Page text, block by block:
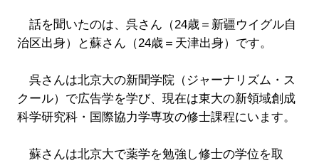
話を聞いたのは、呉さん（24歳＝新疆ウイグル自
治区出身）と蘇さん（24歳＝天津出身）です。
呉さんは北京大の新聞学院（ジャーナリズム・ス
クール）で広告学を学び、現在は東大の新領域創成
科学研究科・国際協力学専攻の修士課程にいます。
蘇さんは北京大で薬学を勉強し修士の学位を取